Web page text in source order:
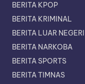
BERITA KPOP
BERITA KRIMINAL
BERITA LUAR NEGERI
BERITA NARKOBA
BERITA SPORTS
BERITA TIMNAS